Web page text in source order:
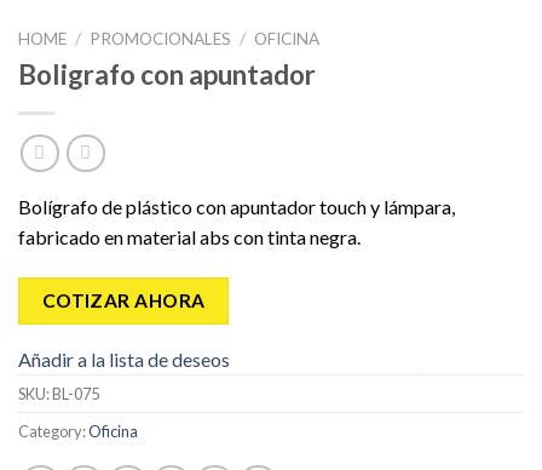
HOME / PROMOCIONALES / OFICINA
Boligrafo con apuntador
Bolígrafo de plástico con apuntador touch y lámpara,
fabricado en material abs con tinta negra.
COTIZAR AHORA
Añadir a la lista de deseos
SKU:BL-075
Category:Oficina